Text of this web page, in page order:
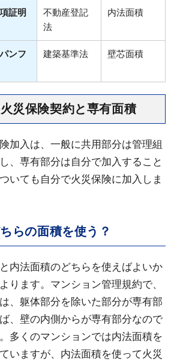
証明
不動産登記
法
内法面積
ンフ
建築基準法 壁芯面積
災保険契約と専有面積
加入は、一般に共用部分は管理組
、専有部分は自分で加入すること
いても自分で火災保険に加入しま
らの面積を使う？
内法面積のどちらを使えばよいか
ります。マンション管理規約で、
、躯体部分を除いた部分が専有部
、壁の内側からが専有部分なので
多くのマンションでは内法面積を
いますが、内法面積を使って火災